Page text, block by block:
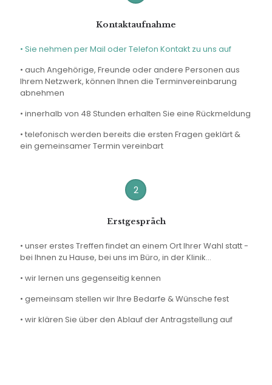
Kontaktaufnahme
• Sie nehmen per Mail oder Telefon Kontakt zu uns auf
• auch Angehörige, Freunde oder andere Personen aus
Ihrem Netzwerk, können Ihnen die Terminvereinbarung
abnehmen
• innerhalb von 48 Stunden erhalten Sie eine Rückmeldung
• telefonisch werden bereits die ersten Fragen geklärt &
ein gemeinsamer Termin vereinbart
2
Erstgespräch
• unser erstes Treffen findet an einem Ort Ihrer Wahl statt -
bei Ihnen zu Hause, bei uns im Büro, in der Klinik...
• wir lernen uns gegenseitig kennen
• gemeinsam stellen wir Ihre Bedarfe & Wünsche fest
• wir klären Sie über den Ablauf der Antragstellung auf